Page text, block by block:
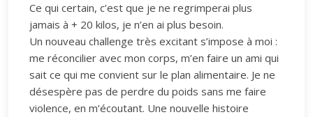
Ce qui certain, c’est que je ne regrimperai plus
jamais à + 20 kilos, je n’en ai plus besoin.
Un nouveau challenge très excitant s’impose à moi :
me réconcilier avec mon corps, m’en faire un ami qui
sait ce qui me convient sur le plan alimentaire. Je ne
désespère pas de perdre du poids sans me faire
violence, en m’écoutant. Une nouvelle histoire